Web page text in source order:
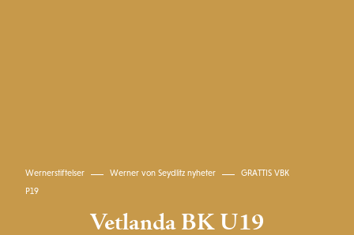
Wernerstiftelser Werner von Seydlitz nyheter
GRATTIS VBK
P19
Vetlanda BK U19